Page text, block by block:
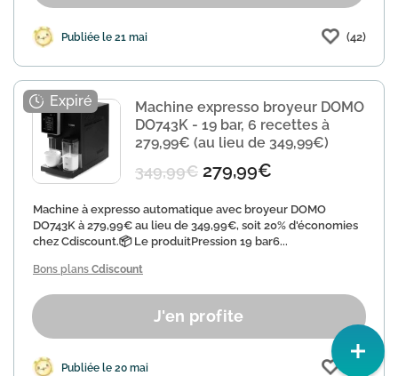
Publiée le 21 mai (42)
Machine expresso broyeur DOMO
DO743K - 19 bar, 6 recettes à
279,99€ (au lieu de 349,99€)
349,99€ 279,99€
Machine à expresso automatique avec broyeur DOMO
DO743K à 279,99€ au lieu de 349,99€, soit 20% d'économies
chez Cdiscount.📦 Le produitPression 19 bar6...
Bons plans Cdiscount
J'en profite
Publiée le 20 mai